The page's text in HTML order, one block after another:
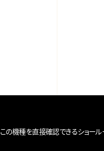
この機種を直接確認できるショー